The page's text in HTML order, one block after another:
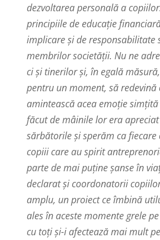
dezvoltarea personală a
principiile de educație
implicare și de responsabilitate
membrilor societății. Nu ne
ci și tinerilor și, în egală
pentru un moment, să redevină
amintească acea emoție
făcut de mâinile lor era
sărbătorile și sperăm ca
copiii care au spirit
parte de mai puține șanse în
declarat și coordonatorii
amplu, un proiect ce îmbină
ales în acestemomente grele
cu toți și-i afectează mai mult